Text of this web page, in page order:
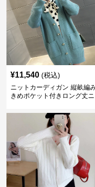
¥11,540 (税込)
ニットカーディガン 縦畝編
きめポケット付きロング丈ニ